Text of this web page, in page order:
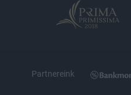
Partnereink